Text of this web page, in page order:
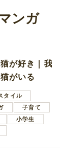
ンガ
が好き｜我
がいる
タイル
子育て
小学生